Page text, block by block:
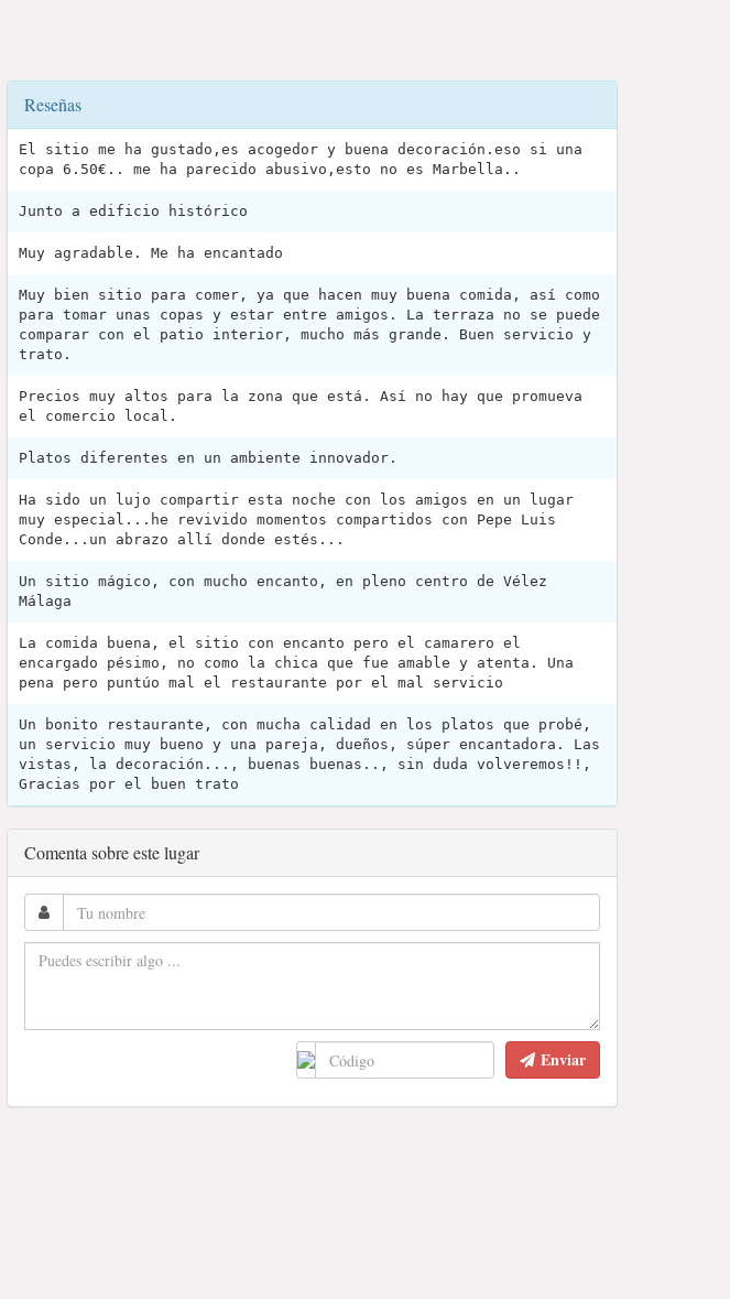
Reseñas
El sitio me ha gustado,es acogedor y buena decoración.eso si una
copa 6.50€.. me ha parecido abusivo,esto no es Marbella..
Junto a edificio histórico
Muy agradable. Me ha encantado
Muy bien sitio para comer, ya que hacen muy buena comida, así como
para tomar unas copas y estar entre amigos. La terraza no se puede
comparar con el patio interior, mucho más grande. Buen servicio y
trato.
Precios muy altos para la zona que está. Así no hay que promueva
el comercio local.
Platos diferentes en un ambiente innovador.
Ha sido un lujo compartir esta noche con los amigos en un lugar
muy especial...he revivido momentos compartidos con Pepe Luis
Conde...un abrazo allí donde estés...
Un sitio mágico, con mucho encanto, en pleno centro de Vélez
Málaga
La comida buena, el sitio con encanto pero el camarero el
encargado pésimo, no como la chica que fue amable y atenta. Una
pena pero puntúo mal el restaurante por el mal servicio
Un bonito restaurante, con mucha calidad en los platos que probé,
un servicio muy bueno y una pareja, dueños, súper encantadora. Las
vistas, la decoración..., buenas buenas.., sin duda volveremos!!,
Gracias por el buen trato
Comenta sobre este lugar
Enviar